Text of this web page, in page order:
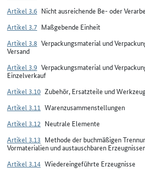
Artikel 3.6 Nicht ausreichende Be- oder
Artikel 3.7 Maßgebende Einheit
Artikel 3.8 Verpackungsmaterial und
Versand
Artikel 3.9 Verpackungsmaterial und
Einzelverkauf
Artikel 3.10 Zubehör, Ersatzteile und
Artikel 3.11 Warenzusammenstellungen
Artikel 3.12 Neutrale Elemente
Artikel 3.13 Methode der buchmäßigen
Vormaterialien und austauschbaren
Artikel 3.14 Wiedereingeführte Erzeugnisse